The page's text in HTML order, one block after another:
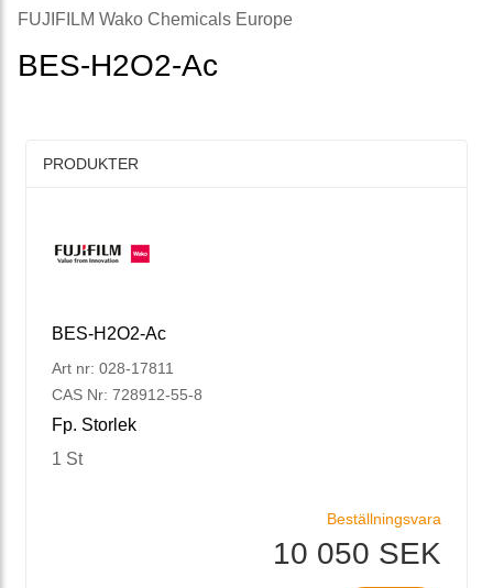
FUJIFILM Wako Chemicals Europe
BES-H2O2-Ac
PRODUKTER
BES-H2O2-Ac
Art nr: 028-17811
CAS Nr: 728912-55-8
Fp. Storlek
1 St
Beställningsvara
10 050 SEK